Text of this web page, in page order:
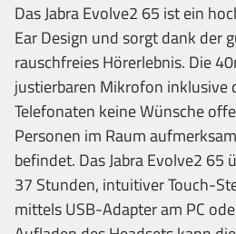
Das Jabra Evolve2 65 ist ein
Ear Design und sorgt dank der
rauschfreies Hörerlebnis. Die
justierbaren Mikrofon inklusive
Telefonaten keine Wünsche
Personen im Raum
befindet. Das Jabra Evolve2
37 Stunden, intuitiver Touch-
mittels USB-Adapter am PC